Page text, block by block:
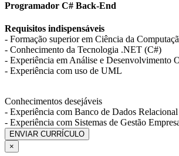
Programador C# Back-End
Requisitos indispensáveis
- Formação superior em Ciência da
- Conhecimento da Tecnologia .NET (C#)
- Experiência em Análise e Desenvolvimento
- Experiência com uso de UML
Conhecimentos desejáveis
- Experiência com Banco de Dados Relacional
- Experiência com Sistemas de Gestão
ENVIAR CURRÍCULO
×